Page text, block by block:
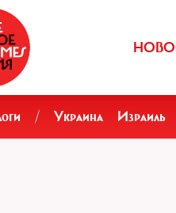
/ Украина Израиль